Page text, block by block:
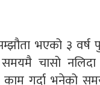
भएको ३ वर्ष
समयमै चासो
गर्दा भनेको